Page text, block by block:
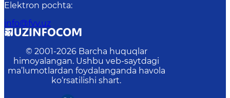
Elektron pochta:
info@fvv.uz
© 2001-2026 Barcha huquqlar
himoyalangan. Ushbu veb-saytdagi
ma’lumotlardan foydalanganda havola
ko‘rsatilishi shart.